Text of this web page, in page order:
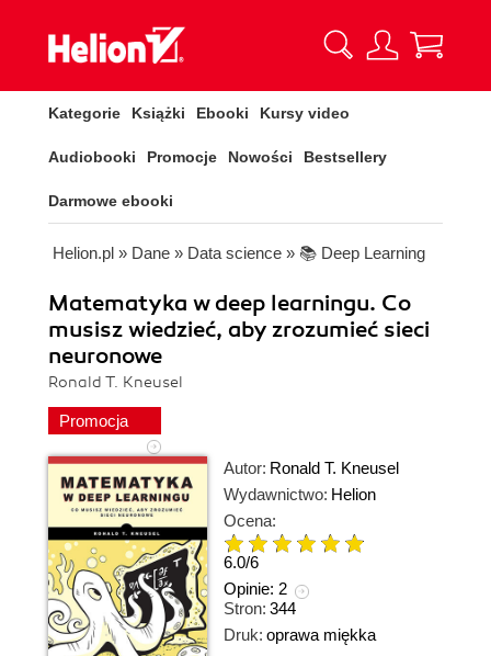
Kategorie Książki Ebooki Kursy video
Audiobooki Promocje Nowości Bestsellery
Darmowe ebooki
Helion.pl » Dane » Data science » 📚 Deep Learning
Matematyka w deep learningu. Co
musisz wiedzieć, aby zrozumieć sieci
neuronowe
Ronald T. Kneusel
Promocja
Autor: Ronald T. Kneusel
Wydawnictwo: Helion
Ocena:
6.0/6
Opinie: 2
Stron: 344
Druk: oprawa miękka